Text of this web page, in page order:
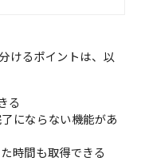
けるポイントは、以
る
にならない機能があ
時間も取得できる